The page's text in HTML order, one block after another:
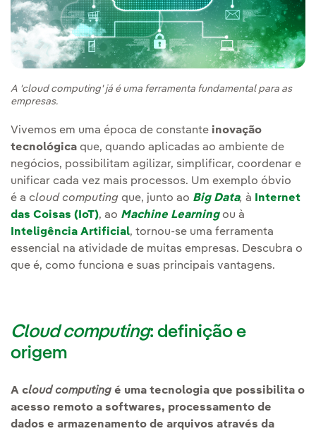
A 'cloud computing' já é uma ferramenta fundamental para as
empresas.
Vivemos em uma época de constante inovação
tecnológica que, quando aplicadas ao ambiente de
negócios, possibilitam agilizar, simplificar, coordenar e
unificar cada vez mais processos. Um exemplo óbvio
é a cloud computing que, junto ao Big Data, à Internet
das Coisas (IoT), ao Machine Learningou à
Inteligência Artificial, tornou-se uma ferramenta
essencial na atividade de muitas empresas. Descubra o
que é, como funciona e suas principais vantagens.
Cloud computing: definição e
origem
A cloud computing é uma tecnologia que possibilita o
acesso remoto a softwares, processamento de
dados e armazenamento de arquivos através da